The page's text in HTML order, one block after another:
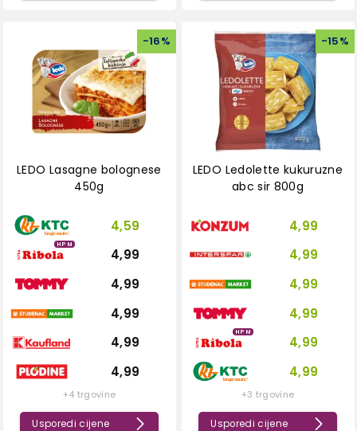
-16%
LEDO Lasagne bolognese
450g
4,59
HPM
4,99
4,99
4,99
4,99
4,99
+4 trgovine
Usporedi cijene
-15%
LEDO Ledolette kukuruzne
abc sir 800g
4,99
4,99
4,99
4,99
HPM
4,99
4,99
+3 trgovine
Usporedi cijene